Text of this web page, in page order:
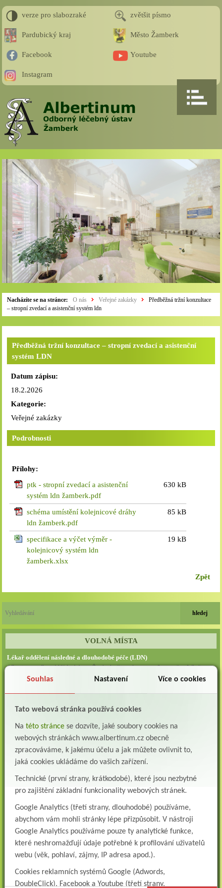
verze pro slabozraké zvětšit písmo
Pardubický kraj Město Žamberk
Facebook Youtube
Instagram
Nacházíte se na stránce: O nás Veřejné zakázky
Předběžná tržní konzultace
– stropní zvedací a asistenční systém ldn
Předběžná tržní konzultace – stropní zvedací a asistenční
systém LDN
Datum zápisu:
18.2.2026
Kategorie:
Veřejné zakázky
Podrobnosti
Přílohy:
ptk - stropní zvedací a asistenční
systém ldn žamberk.pdf
630 kB
schéma umístění kolejnicové dráhy
ldn žamberk.pdf
85 kB
specifikace a výčet výměr -
kolejnicový systém ldn
žamberk.xlsx
19 kB
Zpět
VOLNÁ MÍSTA
Lékař oddělení následné a dlouhodobé péče (LDN)
Albertinum, odborný léčebný ústav, Žamberk přijme do pracovního poměru: Lékaře na
oddělení následné a dlouhodobé lůžkové...
Lékař na oddělení psychiatrie
Albertinum, odborný léčebný ústav, Žamberkpřijme do pracovního poměru: Lékaře na
oddělení psychiatrie ...
Lékař oddělení pneumologie a ftizeologie (plicní oddělení)
Albertinum, odborný léčebný ústav, Žamberk přijme do pracovního poměru: Lékaře na
oddělení pneumologie a ftizeologie (pl...
Přidejte se k nám Do našeho týmu přijmeme všeobecnou nebo praktickou sestru na
lůžkové oddělení následné a dlouhodobé pé...
Všeobecná sestra na plicní oddělení
Albertinum, odborný léčebný ústav, přijme do pracovního poměru: VŠEOBECNÁ
SESTRA na oddělení pneumologie a ftizeologiePr...
Logoped/klinický logoped
Albertinum, OLÚ, Žamberk přijme
KLINICKÉHO LOGOPEDA Nab...
Ergoterapeut/ka
Souhlas Nastavení Více o cookies
Tato webová stránka používá cookies
Na této stránce se dozvíte, jaké soubory cookies na
webových stránkách www.albertinum.cz obecně
zpracováváme, k jakému účelu a jak můžete ovlivnit to,
jaká cookies ukládáme do vašich zařízení.
Technické (první strany, krátkodobé), které jsou nezbytné
pro zajištění základní funkcionality webových stránek.
Google Analytics (třetí strany, dlouhodobé) používáme,
abychom vám mohli stránky lépe přizpůsobit. V nástroji
Google Analytics používáme pouze ty analytické funkce,
které neshromažďují údaje potřebné k profilování uživatelů
webu (věk, pohlaví, zájmy, IP adresa apod.).
Cookies reklamních systémů Google (Adwords,
DoubleClick), Facebook a Youtube (třetí strany,